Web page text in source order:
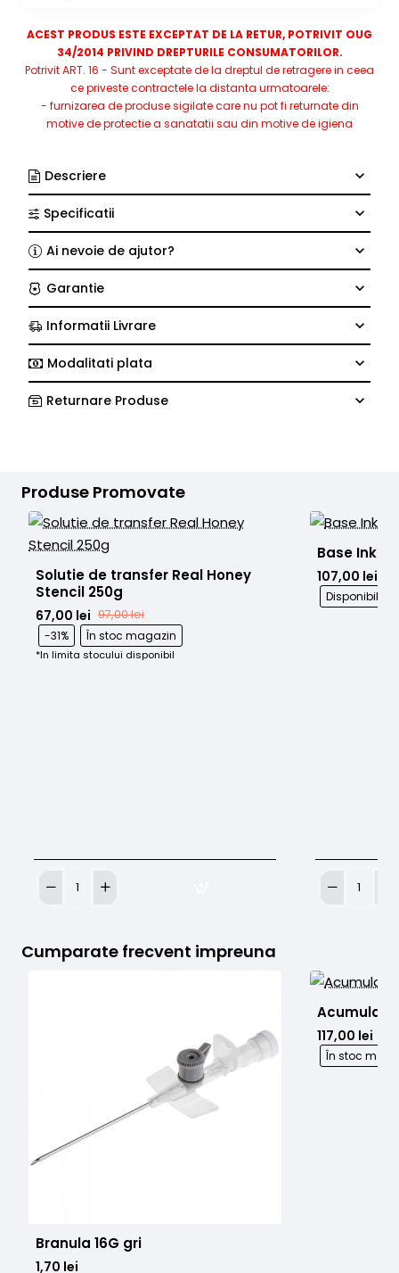
ACEST PRODUS ESTE EXCEPTAT DE LA RETUR, POTRIVIT OUG
34/2014 PRIVIND DREPTURILE CONSUMATORILOR.
Potrivit ART. 16 - Sunt exceptate de la dreptul de retragere in ceea
ce priveste contractele la distanta urmatoarele:
- furnizarea de produse sigilate care nu pot fi returnate din
motive de protectie a sanatatii sau din motive de igiena
Descriere
Specificatii
Ai nevoie de ajutor?
Garantie
Informatii Livrare
Modalitati plata
Returnare Produse
Produse Promovate
Solutie de transfer Real Honey
Stencil 250g
În stoc magazin
*In limita stocului disponibil
-31%
67,00 lei 97,00 lei
Solutie
Real
Honey
Base Ink
Disponibil la
107,00 lei
Cumparate frecvent impreuna
Branula 16G gri
1,70 lei
În stoc
117,00 lei